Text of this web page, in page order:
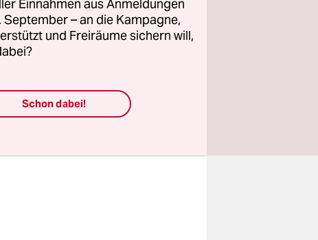
Draza
Einnahmen aus Anmeldungen
September – an die Kampagne,
und Freiräume sichern will,
Schon dabei!